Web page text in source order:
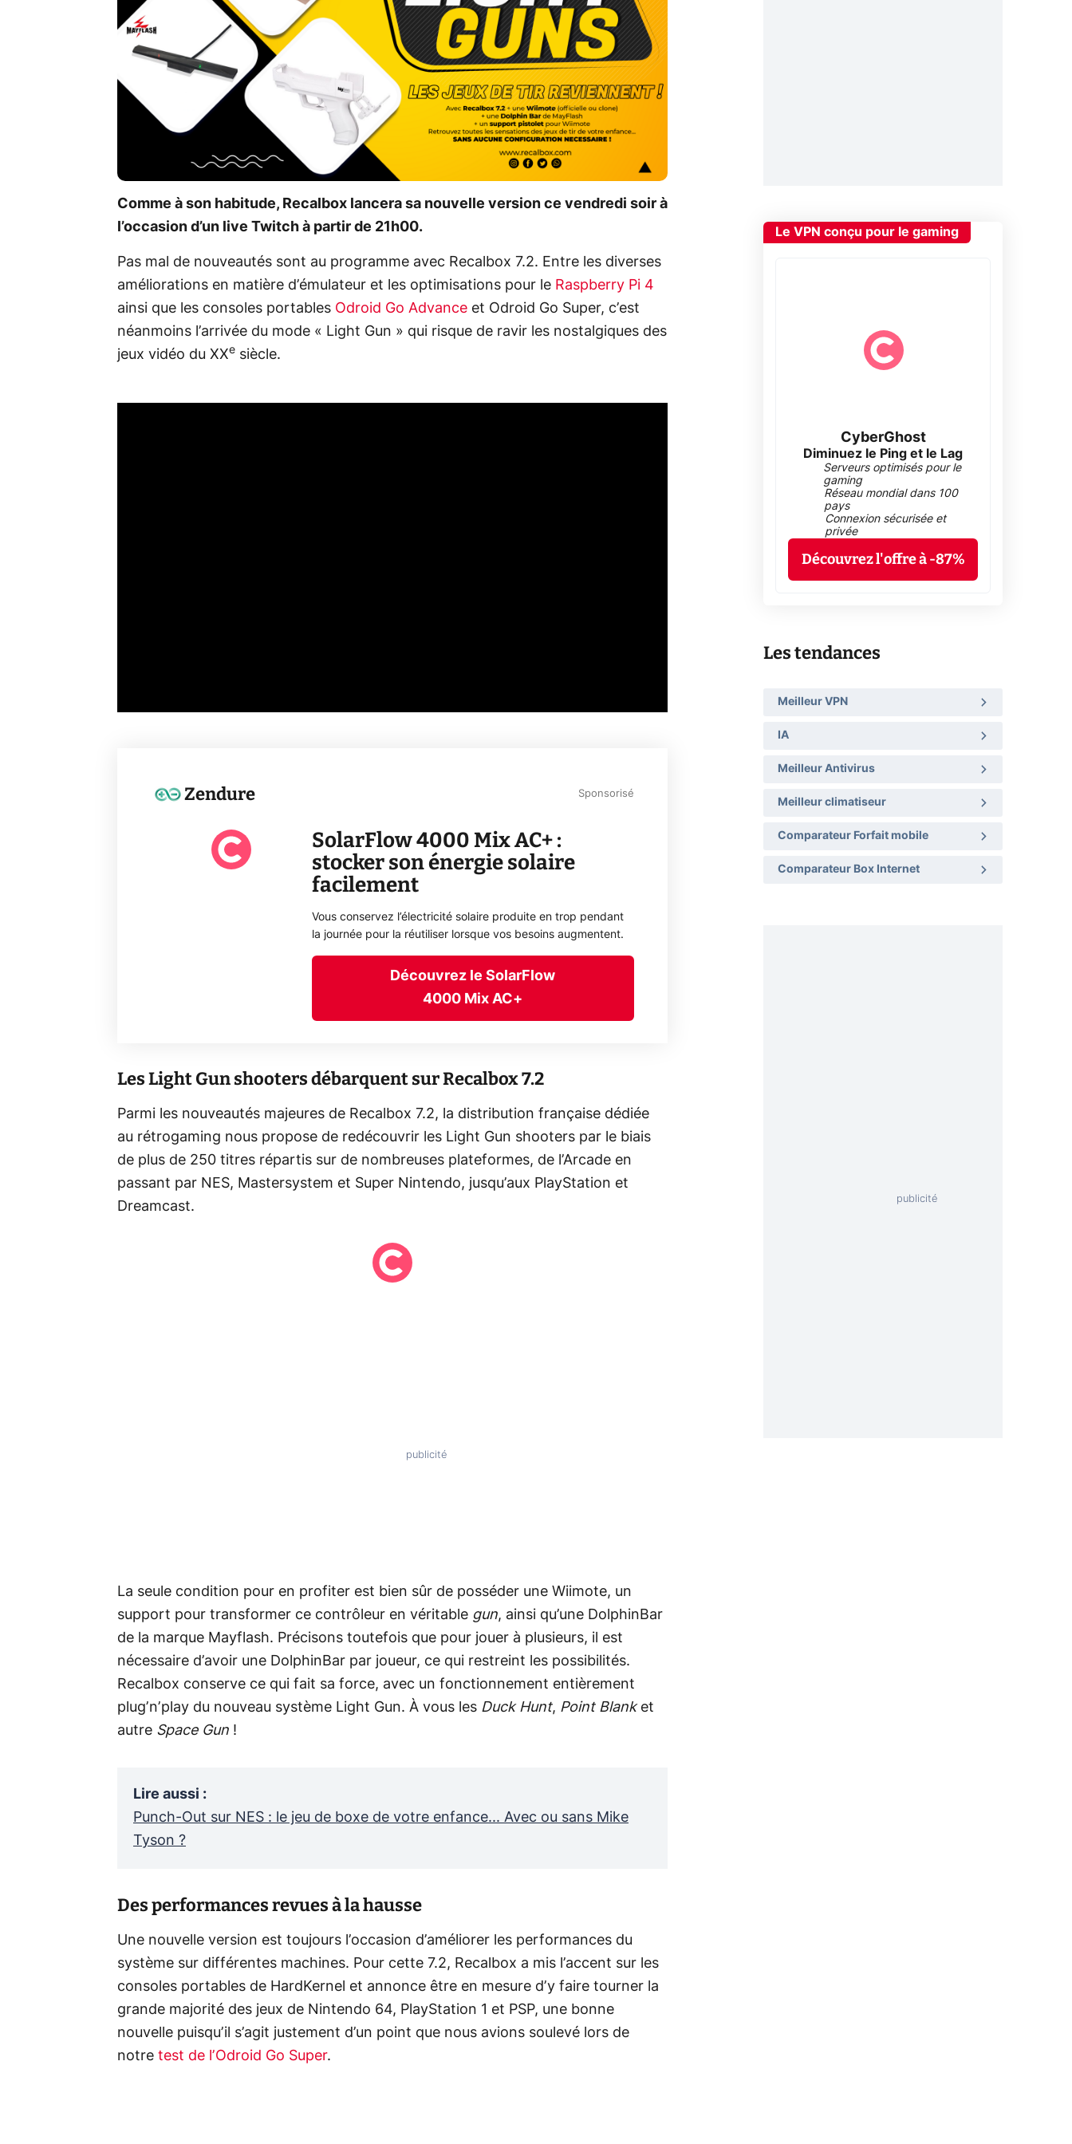
Comme à son habitude, Recalbox lancera sa nouvelle version ce vendredi soir à
l’occasion d’un live Twitch à partir de 21h00.
Pas mal de nouveautés sont au programme avec Recalbox 7.2. Entre les diverses
améliorations en matière d’émulateur et les optimisations pour le Raspberry Pi 4
ainsi que les consoles portables Odroid Go Advance et Odroid Go Super, c’est
néanmoins l’arrivée du mode « Light Gun » qui risque de ravir les nostalgiques des
jeux vidéo du XXe siècle.
Zendure Sponsorisé
SolarFlow 4000 Mix AC+ :
stocker son énergie solaire
facilement
Vous conservez l’électricité solaire produite en trop pendant
la journée pour la réutiliser lorsque vos besoins augmentent.
Découvrez le SolarFlow
4000 Mix AC+
Les Light Gun shooters débarquent sur Recalbox 7.2
Parmi les nouveautés majeures de Recalbox 7.2, la distribution française dédiée
au rétrogaming nous propose de redécouvrir les Light Gun shooters par le biais
de plus de 250 titres répartis sur de nombreuses plateformes, de l’Arcade en
passant par NES, Mastersystem et Super Nintendo, jusqu’aux PlayStation et
Dreamcast.
La seule condition pour en profiter est bien sûr de posséder une Wiimote, un
support pour transformer ce contrôleur en véritable gun, ainsi qu’une DolphinBar
de la marque Mayflash. Précisons toutefois que pour jouer à plusieurs, il est
nécessaire d’avoir une DolphinBar par joueur, ce qui restreint les possibilités.
Recalbox conserve ce qui fait sa force, avec un fonctionnement entièrement
plug’n’play du nouveau système Light Gun. À vous les Duck Hunt, Point Blank et
autre Space Gun !
Lire aussi :
Punch-Out sur NES : le jeu de boxe de votre enfance... Avec ou sans Mike
Tyson ?
Des performances revues à la hausse
Une nouvelle version est toujours l’occasion d’améliorer les performances du
système sur différentes machines. Pour cette 7.2, Recalbox a mis l’accent sur les
consoles portables de HardKernel et annonce être en mesure d’y faire tourner la
grande majorité des jeux de Nintendo 64, PlayStation 1 et PSP, une bonne
nouvelle puisqu’il s’agit justement d’un point que nous avions soulevé lors de
notre test de l’Odroid Go Super.
Le VPN conçu pour le gaming
CyberGhost
Diminuez le Ping et le Lag
Serveurs optimisés pour le
gaming
Réseau mondial dans 100
pays
Connexion sécurisée et
privée
Découvrez l'offre à -87%
Les tendances
Meilleur VPN
IA
Meilleur Antivirus
Meilleur climatiseur
Comparateur Forfait mobile
Comparateur Box Internet